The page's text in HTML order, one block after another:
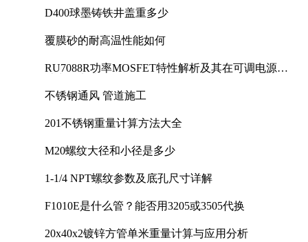
D400球墨铸铁井盖重多少
覆膜砂的耐高温性能如何
RU7088R功率MOSFET特性解析及其在可调电源设
不锈钢通风 管道施工
201不锈钢重量计算方法大全
M20螺纹大径和小径是多少
1-1/4 NPT螺纹参数及底孔尺寸详解
F1010E是什么管？能否用3205或3505代换
20x40x2镀锌方管单米重量计算与应用分析